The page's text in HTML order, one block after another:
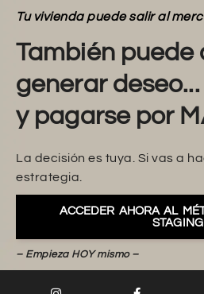
Tu vivienda puede salir al
También puede
generar deseo...
y pagarse por
La decisión es tuya. Si vas a
estrategia.
ACCEDER AHORA AL
STAGING
– Empieza HOY mismo –